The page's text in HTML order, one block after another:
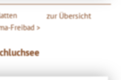
zur Übersicht
Freibad